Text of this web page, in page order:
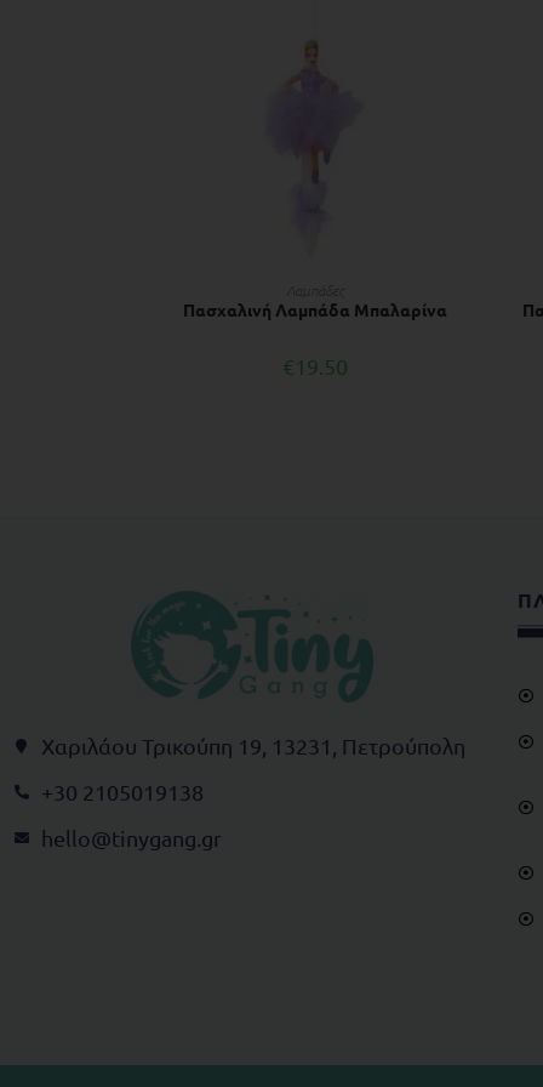
Πασχαλινή Λαμπάδα Μπαλαρίνα
€19.50
Χαριλάου Τρικούπη 19, 13231, Πετρούπολη
+30 2105019138
rg.gnagynit
@olleh